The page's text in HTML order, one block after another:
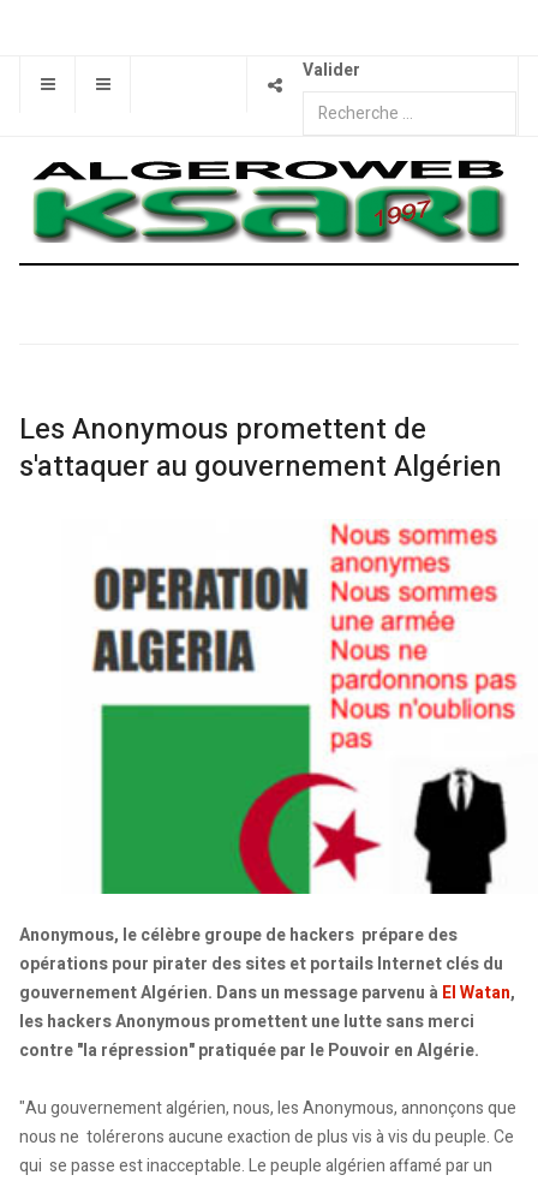
Valider
Les Anonymous promettent de
s'attaquer au gouvernement Algérien
Anonymous, le célèbre groupe de hackers prépare des
opérations pour pirater des sites et portails Internet clés du
gouvernement Algérien. Dans un message parvenu à El Watan,
les hackers Anonymous promettent une lutte sans merci
contre "la répression" pratiquée par le Pouvoir en Algérie.
"Au gouvernement algérien, nous, les Anonymous, annonçons que
nous ne tolérerons aucune exaction de plus vis à vis du peuple. Ce
qui se passe est inacceptable. Le peuple algérien affamé par un